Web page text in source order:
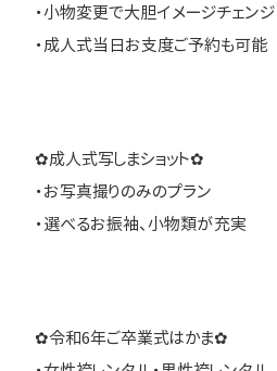
・小物変更で大胆イメージチェンジ
・成人式当日お支度ご予約も可能
✿成人式写しまショット✿
・お写真撮りのみのプラン
・選べるお振袖、小物類が充実
✿令和6年ご卒業式はかま✿